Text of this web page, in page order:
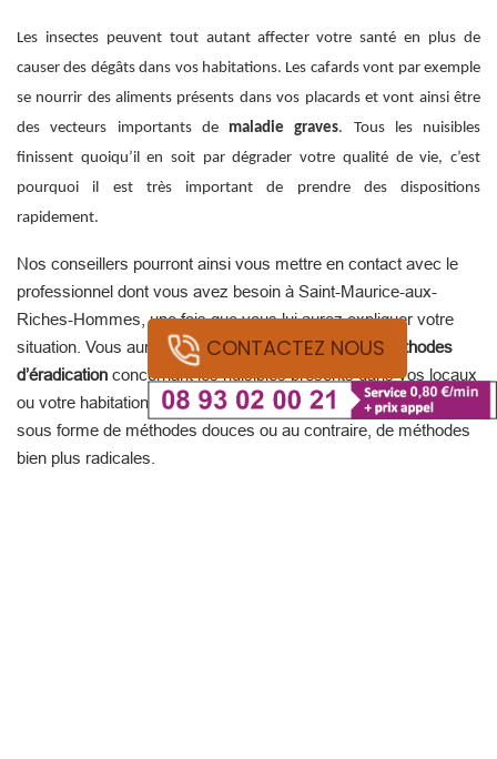
CONTACTEZ NOUS
Les insectes peuvent tout autant affecter votre santé en plus de
causer des dégâts dans vos habitations. Les cafards vont par exemple
se nourrir des aliments présents dans vos placards et vont ainsi être
des vecteurs importants de maladie graves. Tous les nuisibles
finissent quoiqu’il en soit par dégrader votre qualité de vie, c’est
pourquoi il est très important de prendre des dispositions
rapidement.
Nos conseillers pourront ainsi vous mettre en contact avec le
professionnel dont vous avez besoin à Saint-Maurice-aux-
Riches-Hommes, une fois que vous lui aurez expliquer votre
situation. Vous aurez ainsi le choix entre plusieursméthodes
d’éradication concernant les nuisibles présents dans vos locaux
ou votre habitation. La dératisation notamment, peut se réaliser
sous forme de méthodes douces ou au contraire, de méthodes
bien plus radicales.